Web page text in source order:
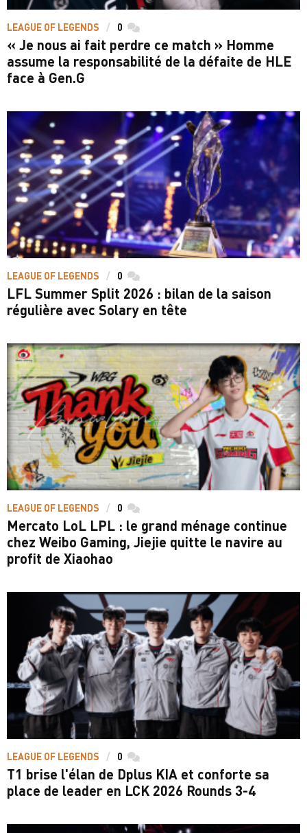
LEAGUE OF LEGENDS 0 commentaires
« Je nous ai fait perdre ce match » Homme
assume la responsabilité de la défaite de HLE
face à Gen.G
LEAGUE OF LEGENDS 0 commentaires
LFL Summer Split 2026 : bilan de la saison
régulière avec Solary en tête
LEAGUE OF LEGENDS 0 commentaires
Mercato LoL LPL : le grand ménage continue
chez Weibo Gaming, Jiejie quitte le navire au
profit de Xiaohao
LEAGUE OF LEGENDS 0 commentaires
T1 brise l'élan de Dplus KIA et conforte sa
place de leader en LCK 2026 Rounds 3-4